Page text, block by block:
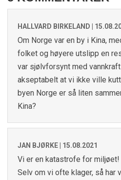
HALLVARD BIRKELAND |
Om Norge var en by i Kina,
folket og høyere utslipp en
var sjølvforsynt med
akseptabelt at vi ikke ville
byen Norge er så liten
Kina?
JAN BJØRKE | 15.08.2021
Vi er en katastrofe for miljøet!
Selv om vi ofte klager, så har